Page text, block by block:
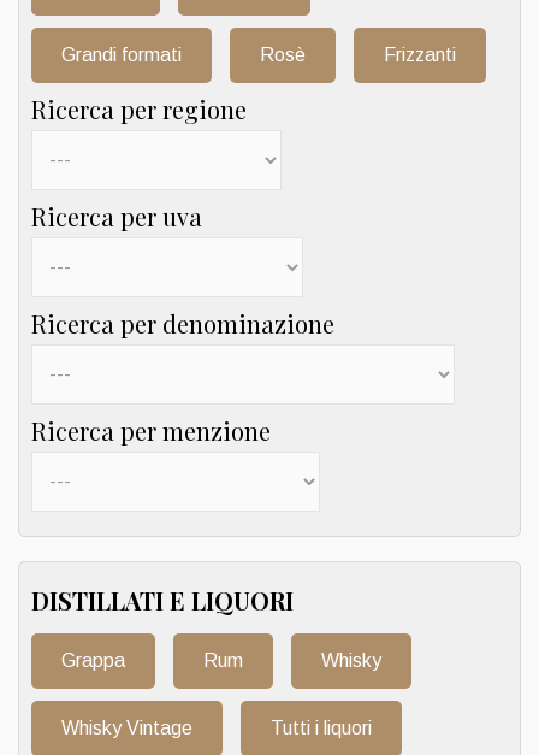
Grandi formati Rosè Frizzanti
Ricerca per regione
Ricerca per uva
Ricerca per denominazione
Ricerca per menzione
DISTILLATI E LIQUORI
Grappa Rum Whisky
Whisky Vintage Tutti i liquori